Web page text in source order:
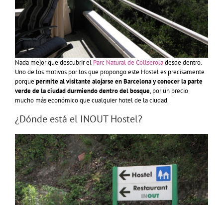
Nada mejor que descubrir el Parc Natural de Collseroladesde dentro.
Uno de los motivos por los que propongo este Hostel es precisamente
porque permite al visitante alojarse en Barcelona y conocer la parte
verde de la ciudad durmiendo dentro del bosque, por un precio
mucho más económico que cualquier hotel de la ciudad.
¿Dónde está el INOUT Hostel?